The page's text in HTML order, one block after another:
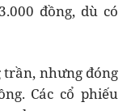
đồng, dù có
trần, nhưng đóng
Các cổ phiếu